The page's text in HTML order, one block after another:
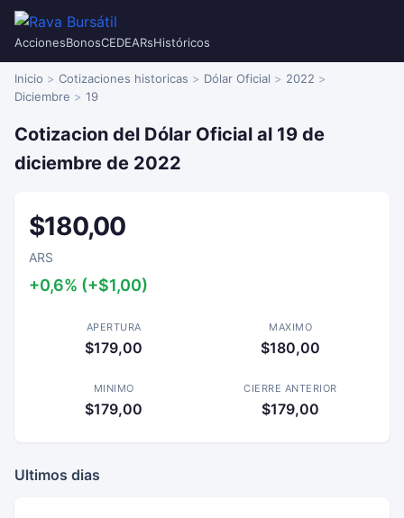
AccionesBonosCEDEARsHistóricos
Inicio Cotizaciones historicas Dólar Oficial
2022
Diciembre
19
Cotizacion del Dólar Oficial al 19 de
diciembre de 2022
$180,00
ARS
+0,6% (+$1,00)
APERTURA
$179,00
MAXIMO
$180,00
MINIMO
$179,00
CIERRE ANTERIOR
$179,00
Ultimos dias